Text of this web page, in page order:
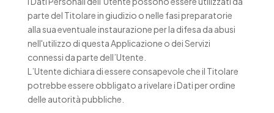
parte del Titolare in giudizio o nelle fasi preparatorie
alla sua eventuale instaurazione per la difesa da abusi
nell'utilizzo di questa Applicazione o dei Servizi
connessi da parte dell’Utente.
L’Utente dichiara di essere consapevole che il Titolare
potrebbe essere obbligato a rivelare i Dati per ordine
delle autorità pubbliche.